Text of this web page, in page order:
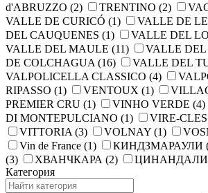
d'ABRUZZO (2) TRENTINO (2)
VALLE DE CURICÓ (1) VALLE DE
DEL CAUQUENES (1) VALLE DEL
VALLE DEL MAULE (11)
VALLE DEL
DE COLCHAGUA (16) VALLE DEL
VALPOLICELLA CLASSICO (4)
RIPASSO (1) VENTOUX (1)
PREMIER CRU (1) VINHO VERDE (4)
DI MONTEPULCIANO (1) VIRE-
VITTORIA (3) VOLNAY (1)
Vin de France (1) КИНДЗМАРАУЛИ
(3)
ХВАНЧКАРА (2) ЦИНАНДАЛИ
Категория